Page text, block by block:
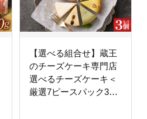
【選べる組合せ】蔵王
のチーズケーキ専門店
選べるチーズケーキ＜
厳選7ピースパック3個